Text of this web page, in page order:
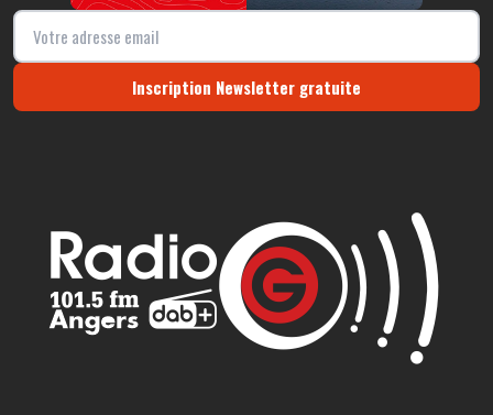
Inscription Newsletter gratuite